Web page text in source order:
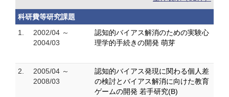
科研費等研究課題
1.
2002/04 ～
2004/03
認知的バイアス解消のための実験心
理学的手続きの開発 萌芽
2.
2005/04 ～
2008/03
認知的バイアス発現に関わる個人差
の検討とバイアス解消に向けた教育
ゲームの開発 若手研究(B)